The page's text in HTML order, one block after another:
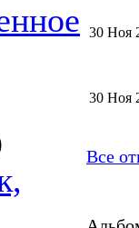
30 Ноя
30 Ноя
Все